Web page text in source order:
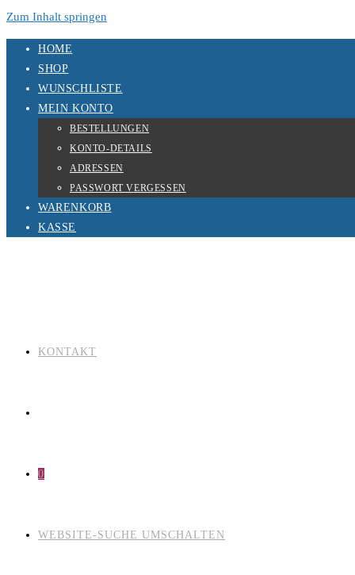
Zum Inhalt springen
HOME
SHOP
WUNSCHLISTE
MEIN KONTO
BESTELLUNGEN
KONTO-DETAILS
ADRESSEN
PASSWORT VERGESSEN
WARENKORB
KASSE
KONTAKT
0
WEBSITE-SUCHE UMSCHALTEN